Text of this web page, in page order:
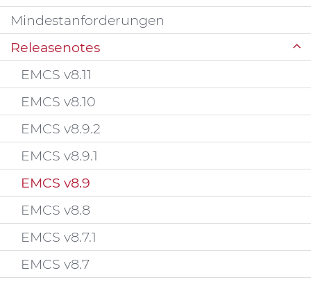
Mindestanforderungen
Releasenotes
EMCS v8.11
EMCS v8.10
EMCS v8.9.2
EMCS v8.9.1
EMCS v8.9
EMCS v8.8
EMCS v8.7.1
EMCS v8.7